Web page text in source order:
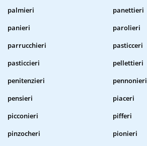
palmieri
panettieri
panieri
parolieri
parrucchieri
pasticceri
pasticcieri
pellettieri
penitenzieri
pennonieri
pensieri
piaceri
picconieri
pifferi
pinzocheri
pionieri